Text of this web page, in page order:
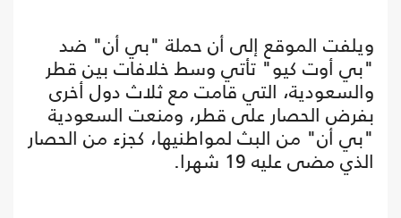
ويلفت الموقع إلى أن حملة "بي أن" ضد
"بي أوت كيو" تأتي وسط خلافات بين قطر
والسعودية، التي قامت مع ثلاث دول أخرى
بفرض الحصار على قطر، ومنعت السعودية
"بي أن" من البث لمواطنيها، كجزء من الحصار
الذي مضى عليه 19 شهرا.